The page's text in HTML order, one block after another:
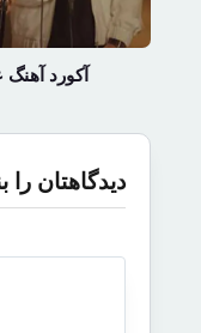
آکورد آهنگ
دیدگاهتان را